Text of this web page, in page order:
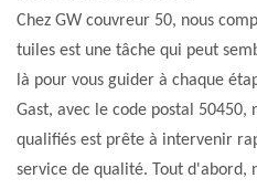
Chez GW couvreur 50, nous
tuiles est une tâche qui peut
là pour vous guider à chaque
Gast, avec le code postal
qualifiés est prête à intervenir
service de qualité. Tout d'abord,